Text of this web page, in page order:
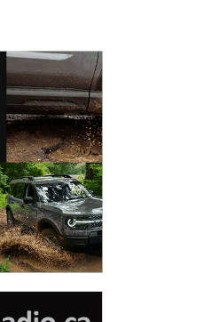
Coupe Radical Canada au GP3R : 21
inscrits, dont 12 Québécois... et un
premier gain d'Antoine Sénéchal
dans la série ?
Jeudi 6 août 2026